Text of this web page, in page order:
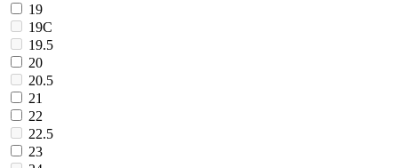
19
19C
19.5
20
20.5
21
22
22.5
23